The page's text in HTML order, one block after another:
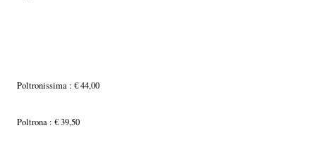
Poltronissima : € 44,00
Poltrona : € 39,50